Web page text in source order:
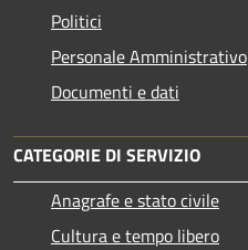
Politici
Personale Amministrativo
Documenti e dati
CATEGORIE DI SERVIZIO
Anagrafe e stato civile
Cultura e tempo libero